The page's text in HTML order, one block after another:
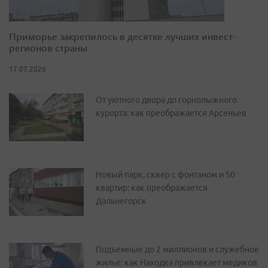
Приморье закрепилось в десятке лучших инвест-
регионов страны
17.07.2026
От уютного двора до горнолыжного
курорта: как преображается Арсеньев
Новый парк, сквер с фонтаном и 50
квартир: как преображается
Дальнегорск
Подъемные до 2 миллионов и служебное
жилье: как Находка привлекает медиков